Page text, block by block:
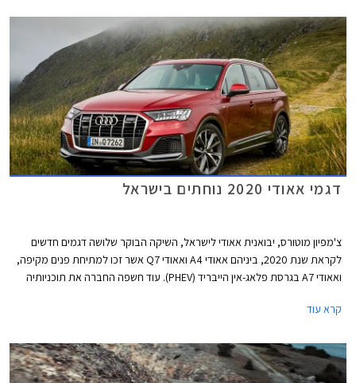
דגמי אאודי 2020 נוחתים בישראל
צ'מפיון מוטורס, יבואנית אאודי לישראל, השיקה הבוקר שלושה דגמים חדשים
לקראת שנת 2020, ביניהם אאודי A4 ואאודי Q7 אשר זכו למתיחת פנים מקיפה,
ואאודי A7 בגרסת פלאג-אין הייבריד (PHEV). עוד חשפה החברה את תוכניותיה
קרא עוד